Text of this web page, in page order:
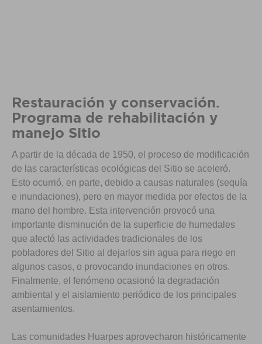
Restauración y conservación.
Programa de rehabilitación y
manejo Sitio
A partir de la década de 1950, el proceso de modificación
de las características ecológicas del Sitio se aceleró.
Esto ocurrió, en parte, debido a causas naturales (sequía
e inundaciones), pero en mayor medida por efectos de la
mano del hombre. Esta intervención provocó una
importante disminución de la superficie de humedales
que afectó las actividades tradicionales de los
pobladores del Sitio al dejarlos sin agua para riego en
algunos casos, o provocando inundaciones en otros.
Finalmente, el fenómeno ocasionó la degradación
ambiental y el aislamiento periódico de los principales
asentamientos.
Las comunidades Huarpes aprovecharon históricamente